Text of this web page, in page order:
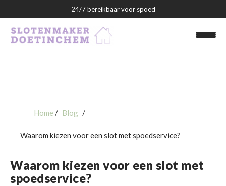
24/7 bereikbaar voor spoed
Slotenmaker Doetinchem
Blog
Home Blog
Waarom kiezen voor een slot met spoedservice?
Waarom kiezen voor een slot met
spoedservice?